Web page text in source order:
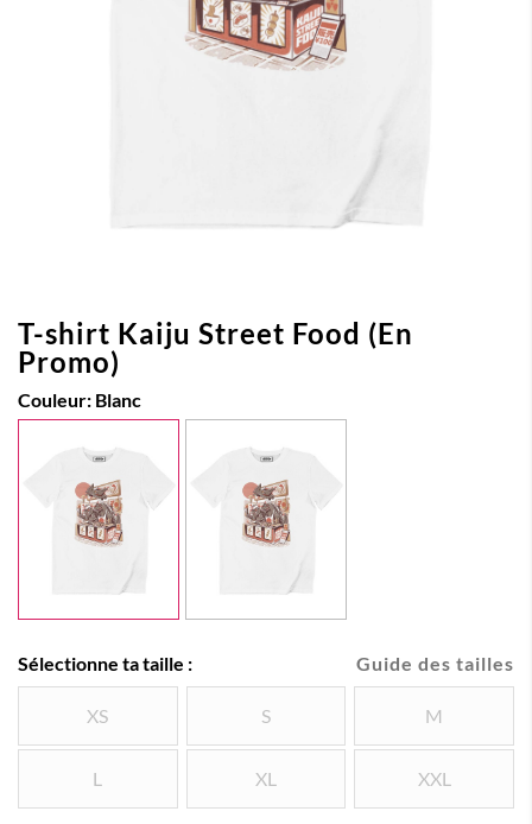
T-shirt Kaiju Street Food (En
Promo)
Couleur: Blanc
Guide des tailles
Sélectionne ta taille :
XS S M
L XL XXL